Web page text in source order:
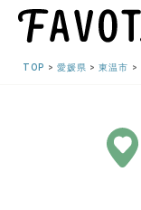
TOP 愛媛県 東温市